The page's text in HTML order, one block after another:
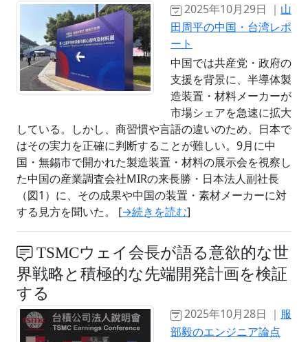
2025年10月29日 ｜ 山
田周平の中国・台湾レポ
ート
中国では共産党・政府の
支援を背景に、半導体製
造装置・材料メーカーが
市場シェアを急速に拡大
している。しかし、商習慣や言語の違いのため、日本で
はその実力を正確に判断することが難しい。9月に中
国・無錫市で開かれた製造装置・材料の展示会を視察し
た中国の産業調査会社MIRの来長勝・日本法人副社長
（図1）に、その成果や中国の装置・素材メーカーに対
する見方を聞いた。 [→続きを読む]
TSMCウェイ会長が語る意欲的な世
界戦略と積極的な先端開発計画を検証
する
2025年10月28日 ｜ 服
部毅のエンジニア論点